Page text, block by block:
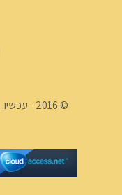
© 2016 - עכשיו. כל הזכויות שמורות לנמרוד ויורי רונן